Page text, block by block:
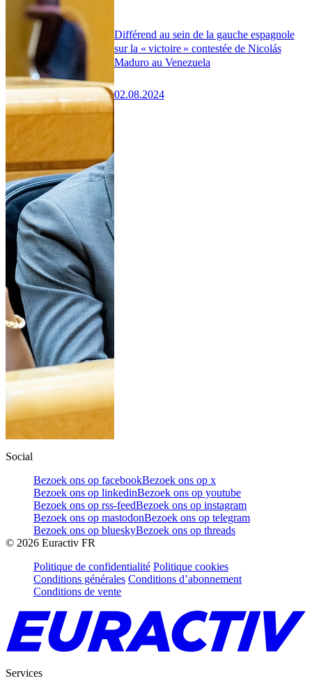
Différend au sein de la gauche espagnole
sur la « victoire » contestée de Nicolás
Maduro au Venezuela
02.08.2024
Social
Bezoek ons op facebookBezoek ons op x
Bezoek ons op linkedinBezoek ons op youtube
Bezoek ons op rss-feedBezoek ons op instagram
Bezoek ons op mastodonBezoek ons op telegram
Bezoek ons op blueskyBezoek ons op threads
© 2026 Euractiv FR
Politique de confidentialité Politique cookies
Conditions générales Conditions d’abonnement
Conditions de vente
Services